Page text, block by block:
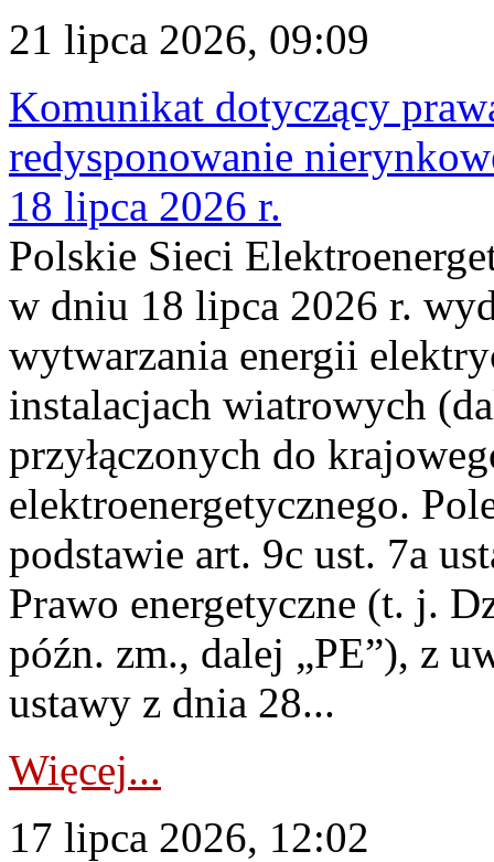
21 lipca 2026, 09:09
Komunikat dotyczący
redysponowanie
18 lipca 2026 r.
Polskie Sieci
w dniu 18 lipca 2026 r.
wytwarzania energii
instalacjach wiatrowych
przyłączonych do
elektroenergetycznego.
podstawie art. 9c ust. 7a
Prawo energetyczne (t. j.
późn. zm., dalej „PE”), z
ustawy z dnia 28...
Więcej...
17 lipca 2026, 12:02